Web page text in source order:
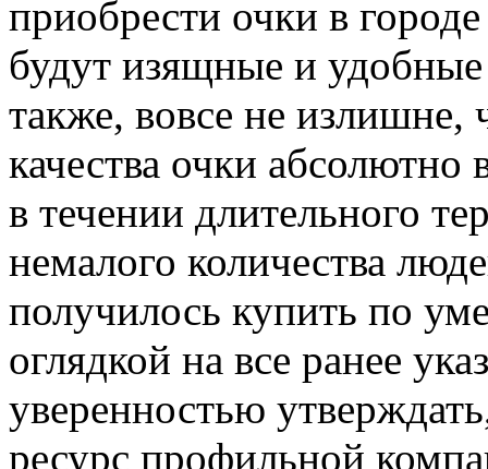
приобрести очки в
будут изящные и
также, вовсе не
качества очки
в течении длительного
немалого количества
получилось купить по
оглядкой на все ранее
уверенностью
ресурс профильной